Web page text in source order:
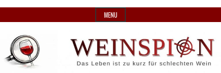
to
MENU